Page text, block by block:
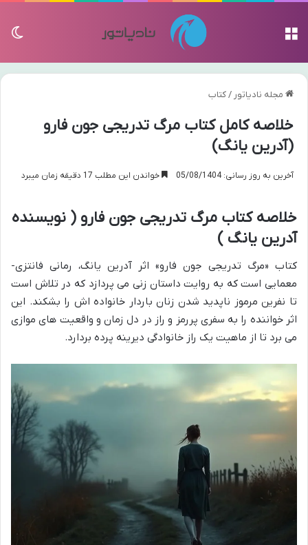
مجله نادیاتور /کتاب
خلاصه کامل کتاب مرگ تدریجی جون فارو
(آدرین یانگ)
آخرین به روز رسانی: 05/08/1404 خواندن این مطلب 17 دقیقه زمان میبرد
خلاصه کتاب مرگ تدریجی جون فارو ( نویسنده
آدرین یانگ )
کتاب «مرگ تدریجی جون فارو» اثر آدرین یانگ، رمانی فانتزی-
معمایی است که به روایت داستان زنی می پردازد که در تلاش است
تا نفرین مرموز ناپدید شدن زنان باردار خانواده اش را بشکند. این
اثر خواننده را به سفری پررمز و راز در دل زمان و واقعیت های موازی
می برد تا از ماهیت یک راز خانوادگی دیرینه پرده بردارد.